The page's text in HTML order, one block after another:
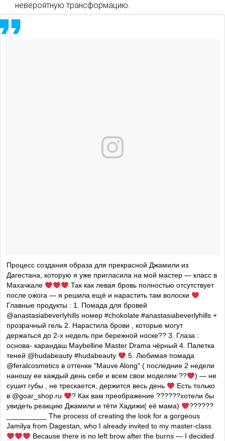
невероятную трансформацию.
Процесс создания образа для прекрасной Джамили из
Дагестана, которую я уже пригласила на мой мастер — класс в
Махачкале
Так как левая бровь полностью отсутствует
после ожога — я решила ещё и нарастить там волоски
Главные продукты : 1. Помада для бровей
@anastasiabeverlyhills номер #chokolate #anastasiabeverlyhills +
прозрачный гель 2. Нарастила брови , которые могут
держаться до 2-х недель при бережной носке?? 3. Глаза :
основа- карандаш Maybelline Master Drama чёрный 4. Палетка
теней @hudabeauty #hudabeauty
5. Любимая помада
@feralcosmetics в оттенке "Mauve Along" ( последние 2 недели
наношу ее каждый день себе и всем свои моделям ??
) — не
сушит губы , не трескается, держится весь день
Есть только
в @goar_shop.ru
? Как вам преображение ??????хотели бы
увидеть реакцию Джамили и тёти Хадижи( её мама)
??????
__________ The process of creating the look for a gorgeous
Jamilya from Dagestan, who I already invited to my master-class
Because there is no left brow after the burns — I decided